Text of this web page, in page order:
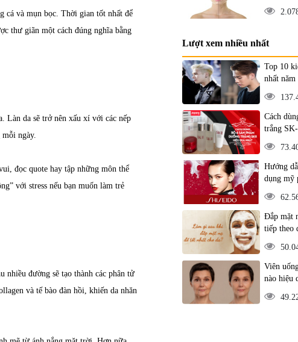
cá và mụn bọc. Thời gian tốt nhất để
thư giãn một cách đúng nghĩa bằng
Làn da sẽ trở nên xấu xí với các nếp
ngày.
đọc quote hay tập những môn thể
với stress nếu bạn muốn làm trẻ
nhiều đường sẽ tạo thành các phân tử
và tế bào đàn hồi, khiến da nhăn
Lượt xem nhiều nhất
Top 10
nhất năm
Cách
trắng
Hướng
dụng mỹ
nhất
Đắp mặt
tiếp theo
Viên
nào hiệu